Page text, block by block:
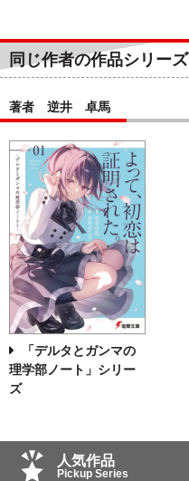
同じ作者の作品シリーズ
著者 逆井 卓馬
「デルタとガンマの
理学部ノート」シリー
ズ
人気作品
Pickup Series